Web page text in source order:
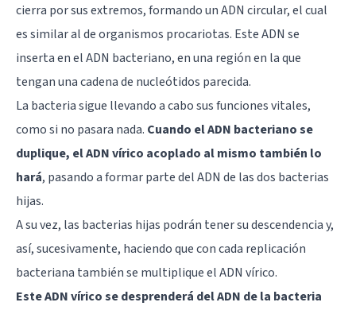
cierra por sus extremos, formando un ADN circular, el cual
es similar al de organismos procariotas. Este ADN se
inserta en el ADN bacteriano, en una región en la que
tengan una cadena de nucleótidos parecida.
La bacteria sigue llevando a cabo sus funciones vitales,
como si no pasara nada. Cuando el ADN bacteriano se
duplique, el ADN vírico acoplado al mismo también lo
hará, pasando a formar parte del ADN de las dos bacterias
hijas.
A su vez, las bacterias hijas podrán tener su descendencia y,
así, sucesivamente, haciendo que con cada replicación
bacteriana también se multiplique el ADN vírico.
Este ADN vírico se desprenderá del ADN de la bacteria